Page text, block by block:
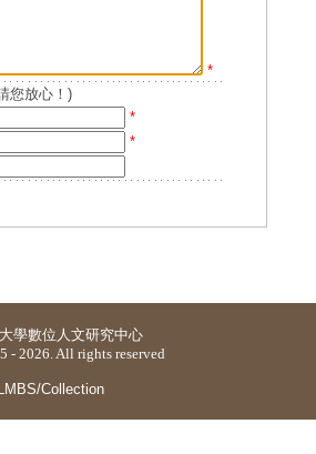
*
您放心！)
*
*
學數位人文研究中心
- 2026. All rights reserved
Collection